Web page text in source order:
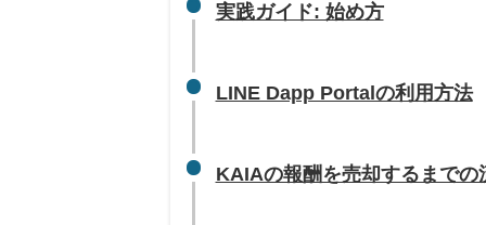
実践ガイド: 始め方
LINE Dapp Portalの利用方法
KAIAの報酬を売却するまでの